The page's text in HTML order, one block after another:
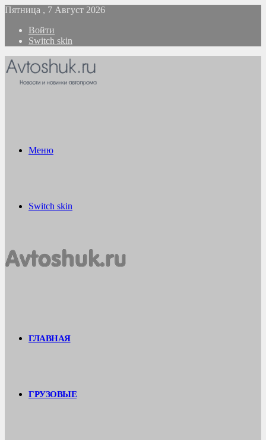
Пятница , 7 Август 2026
Войти
Switch skin
Меню
Switch skin
ГЛАВНАЯ
ГРУЗОВЫЕ